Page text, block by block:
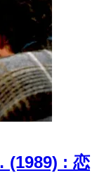
(1989) : 恋